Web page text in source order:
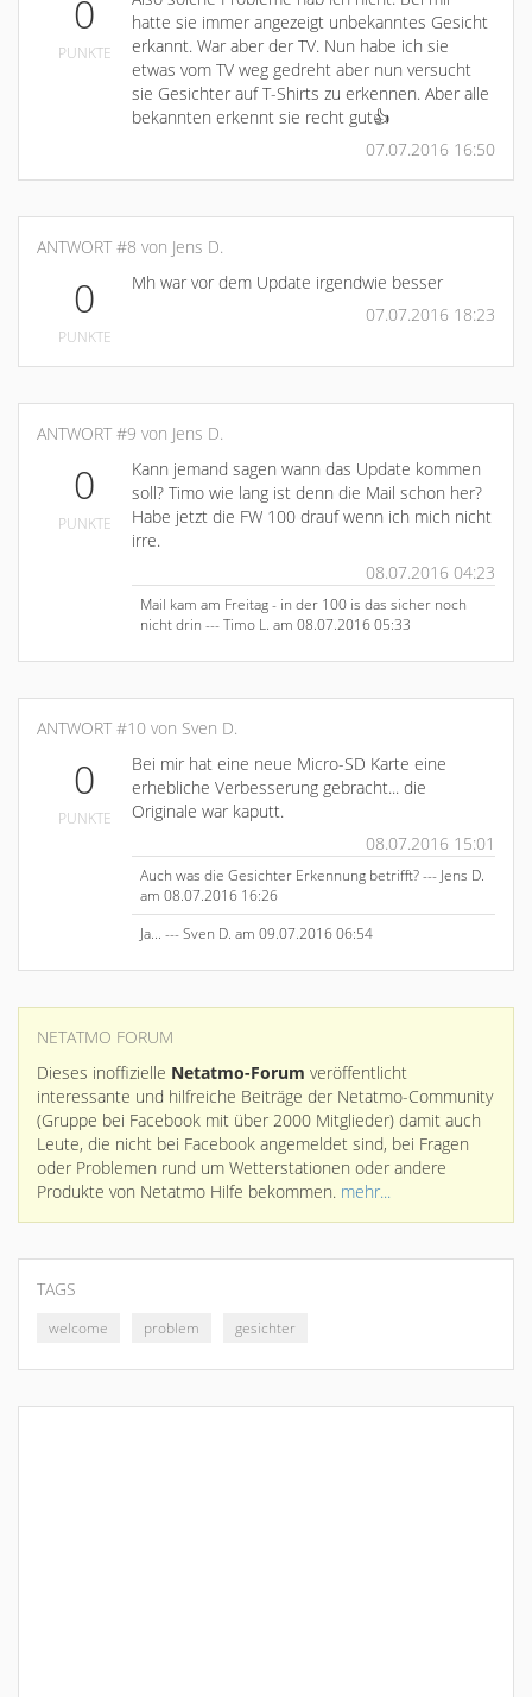
0
PUNKTE
hatte sie immer angezeigt unbekanntes Gesicht
erkannt. War aber der TV. Nun habe ich sie
etwas vom TV weg gedreht aber nun versucht
sie Gesichter auf T-Shirts zu erkennen. Aber alle
bekannten erkennt sie recht gut👍
07.07.2016 16:50
ANTWORT #8 von Jens D.
0
PUNKTE
Mh war vor dem Update irgendwie besser
07.07.2016 18:23
ANTWORT #9 von Jens D.
0
PUNKTE
Kann jemand sagen wann das Update kommen
soll? Timo wie lang ist denn die Mail schon her?
Habe jetzt die FW 100 drauf wenn ich mich nicht
irre.
08.07.2016 04:23
Mail kam am Freitag - in der 100 is das sicher noch
nicht drin --- Timo L. am 08.07.2016 05:33
ANTWORT #10 von Sven D.
0
PUNKTE
Bei mir hat eine neue Micro-SD Karte eine
erhebliche Verbesserung gebracht... die
Originale war kaputt.
08.07.2016 15:01
Auch was die Gesichter Erkennung betrifft? --- Jens D.
am 08.07.2016 16:26
Ja... --- Sven D. am 09.07.2016 06:54
NETATMO FORUM
Dieses inoffizielle Netatmo-Forum veröffentlicht
interessante und hilfreiche Beiträge der Netatmo-Community
(Gruppe bei Facebook mit über 2000 Mitglieder) damit auch
Leute, die nicht bei Facebook angemeldet sind, bei Fragen
oder Problemen rund um Wetterstationen oder andere
Produkte von Netatmo Hilfe bekommen. mehr...
TAGS
welcome problem gesichter